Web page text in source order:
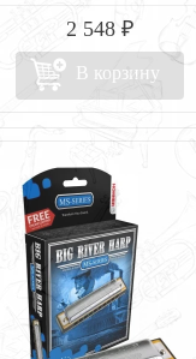
2 548 ₽
В корзину